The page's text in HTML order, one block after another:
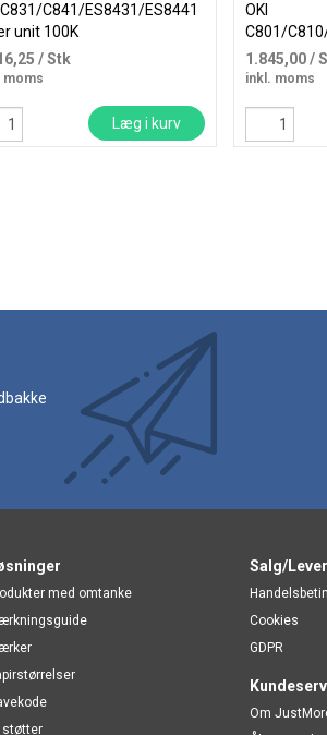
C831/C841/ES8431/ES8441
unit 100K
/ Stk
moms
Læg i kurv
OKI
C801/
fuser unit
1.845,00/
inkl. moms
med omtanke
støtter
Salg/
Cookies
GDPR
Om